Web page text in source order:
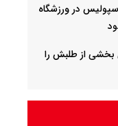
در ورزشگاه
بخشی از طلبش را
دیدار دوستانه توافق